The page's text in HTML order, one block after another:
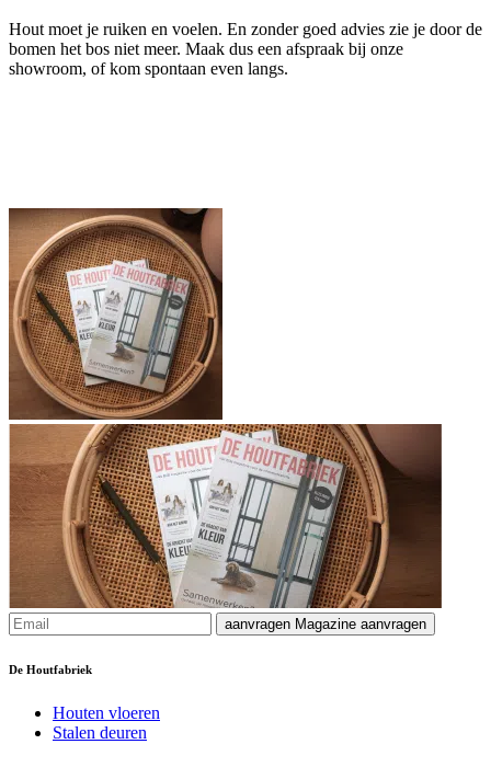
Hout moet je ruiken en voelen. En zonder goed advies zie je door de
bomen het bos niet meer. Maak dus een afspraak bij onze
showroom, of kom spontaan even langs.
aanvragen Magazine aanvragen
De Houtfabriek
Houten vloeren
Stalen deuren